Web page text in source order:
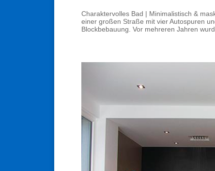
Charaktervolles Bad | Minimalistisch &
einer großen Straße mit vier Autospuren
Blockbebauung. Vor mehreren Jahren